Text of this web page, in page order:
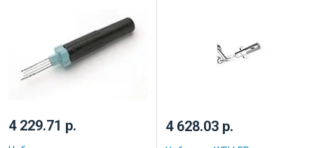
4 229.71 р. 4 628.03 р.